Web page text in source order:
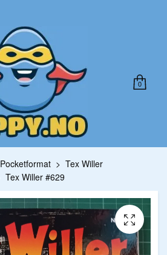
0
Pocketformat
Tex Willer
Tex Willer #629